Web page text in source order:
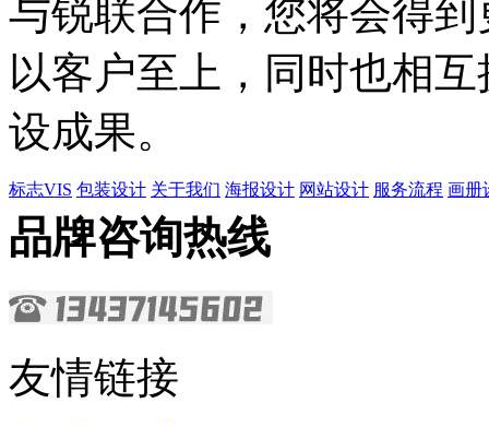
与锐联合作，您将会得
以客户至上，同时也相
设成果。
标志VIS 包装设计 关于我们 海报设计 网站设计 服务流程 画册
品牌咨询热线
友情链接